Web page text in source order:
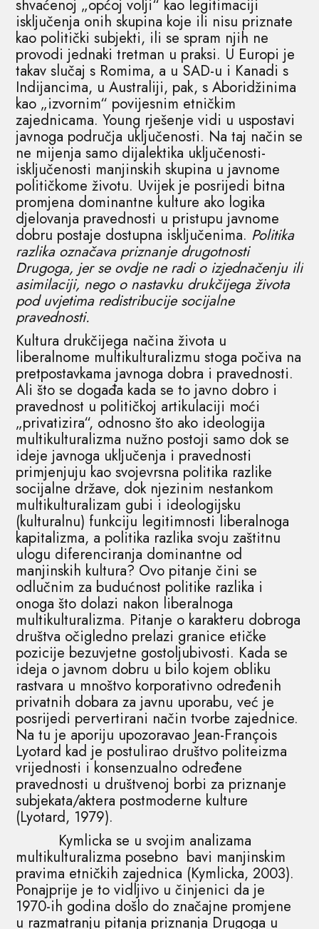
shvaćenoj „općoj volji“ kao legitimaciji
isključenja onih skupina koje ili nisu priznate
kao politički subjekti, ili se spram njih ne
provodi jednaki tretman u praksi. U Europi je
takav slučaj s Romima, a u SAD-u i Kanadi s
Indijancima, u Australiji, pak, s Aboridžinima
kao „izvornim“ povijesnim etničkim
zajednicama. Young rješenje vidi u uspostavi
javnoga područja uključenosti. Na taj način se
ne mijenja samo dijalektika uključenosti-
isključenosti manjinskih skupina u javnome
političkome životu. Uvijek je posrijedi bitna
promjena dominantne kulture ako logika
djelovanja pravednosti u pristupu javnome
dobru postaje dostupna isključenima. Politika
razlika označava priznanje drugotnosti
Drugoga, jer se ovdje ne radi o izjednačenju ili
asimilaciji, nego o nastavku drukčijega života
pod uvjetima redistribucije socijalne
pravednosti.
Kultura drukčijega načina života u
liberalnome multikulturalizmu stoga počiva na
pretpostavkama javnoga dobra i pravednosti.
Ali što se događa kada se to javno dobro i
pravednost u političkoj artikulaciji moći
„privatizira“, odnosno što ako ideologija
multikulturalizma nužno postoji samo dok se
ideje javnoga uključenja i pravednosti
primjenjuju kao svojevrsna politika razlike
socijalne države, dok njezinim nestankom
multikulturalizam gubi i ideologijsku
(kulturalnu) funkciju legitimnosti liberalnoga
kapitalizma, a politika razlika svoju zaštitnu
ulogu diferenciranja dominantne od
manjinskih kultura? Ovo pitanje čini se
odlučnim za budućnost politike razlika i
onoga što dolazi nakon liberalnoga
multikulturalizma. Pitanje o karakteru dobroga
društva očigledno prelazi granice etičke
pozicije bezuvjetne gostoljubivosti. Kada se
ideja o javnom dobru u bilo kojem obliku
rastvara u mnoštvo korporativno određenih
privatnih dobara za javnu uporabu, već je
posrijedi pervertirani način tvorbe zajednice.
Na tu je aporiju upozoravao Jean-François
Lyotard kad je postulirao društvo politeizma
vrijednosti i konsenzualno određene
pravednosti u društvenoj borbi za priznanje
subjekata/aktera postmoderne kulture
(Lyotard, 1979).
Kymlicka se u svojim analizama
multikulturalizma posebno bavi manjinskim
pravima etničkih zajednica (Kymlicka, 2003).
Ponajprije je to vidljivo u činjenici da je
1970-ih godina došlo do značajne promjene
u razmatranju pitanja priznanja Drugoga u